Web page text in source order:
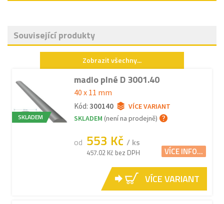
Související produkty
Zobrazit všechny...
SKLADEM
madlo plné D 3001.40
40 x 11 mm
Kód: 300140
VÍCE VARIANT
SKLADEM (není na prodejně)
od 553 Kč / ks
457.02 Kč bez DPH VÍCE INFO...
VÍCE VARIANT